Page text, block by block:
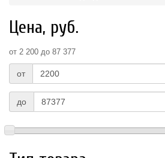
Цена, руб.
от 2 200 до 87 377
от
до